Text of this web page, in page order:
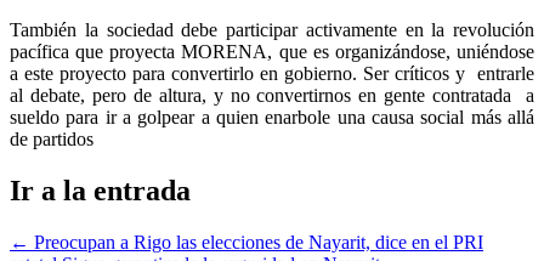
También la sociedad debe participar activamente en la revolución
pacífica que proyecta MORENA, que es organizándose, uniéndose
a este proyecto para convertirlo en gobierno. Ser críticos y entrarle
al debate, pero de altura, y no convertirnos en gente contratada a
sueldo para ir a golpear a quien enarbole una causa social más allá
de partidos
Ir a la entrada
← Preocupan a Rigo las elecciones de Nayarit, dice en el PRI